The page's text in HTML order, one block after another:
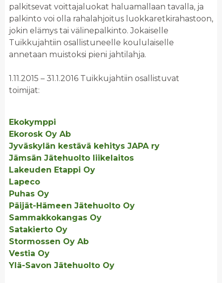
palkitsevat voittajaluokat haluamallaan tavalla, ja
palkinto voi olla rahalahjoitus luokkaretkirahastoon,
jokin elämys tai välinepalkinto. Jokaiselle
Tuikkujahtiin osallistuneelle koululaiselle
annetaan muistoksi pieni jahtilahja.
1.11.2015 – 31.1.2016 Tuikkujahtiin osallistuvat
toimijat:
Ekokymppi
Ekorosk Oy Ab
Jyväskylän kestävä kehitys JAPA ry
Jämsän Jätehuolto liikelaitos
Lakeuden Etappi Oy
Lapeco
Puhas Oy
Päijät-Hämeen Jätehuolto Oy
Sammakkokangas Oy
Satakierto Oy
Stormossen Oy Ab
Vestia Oy
Ylä-Savon Jätehuolto Oy